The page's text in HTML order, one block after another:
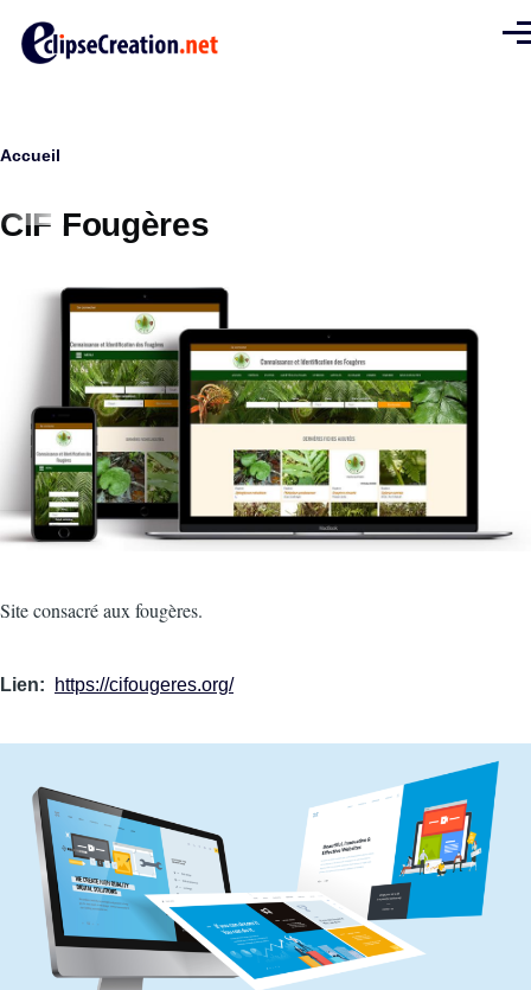
Fil
Accueil
CIF Fougères
Intro
Site consacré aux fougères.
Lien https://cifougeres.org/